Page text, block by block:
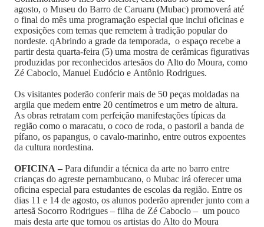
agosto, o Museu do Barro de Caruaru (Mubac) promoverá até
o final do mês uma programação especial que inclui oficinas e
exposições com temas que remetem à tradição popular do
nordeste. qAbrindo a grade da temporada, o espaço recebe a
partir desta quarta-feira (5) uma mostra de cerâmicas figurativas
produzidas por reconhecidos artesãos do Alto do Moura, como
Zé Caboclo, Manuel Eudócio e Antônio Rodrigues.
Os visitantes poderão conferir mais de 50 peças moldadas na
argila que medem entre 20 centímetros e um metro de altura.
As obras retratam com perfeição manifestações típicas da
região como o maracatu, o coco de roda, o pastoril a banda de
pífano, os papangus, o cavalo-marinho, entre outros expoentes
da cultura nordestina.
OFICINA – Para difundir a técnica da arte no barro entre
crianças do agreste pernambucano, o Mubac irá oferecer uma
oficina especial para estudantes de escolas da região. Entre os
dias 11 e 14 de agosto, os alunos poderão aprender junto com a
artesã Socorro Rodrigues – filha de Zé Caboclo – um pouco
mais desta arte que tornou os artistas do Alto do Moura